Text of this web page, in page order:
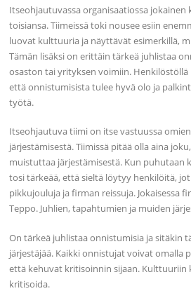
Itseohjautuvassa organisaatiossa
toisiansa. Tiimeissä toki nousee esiin
luovat kulttuuria ja näyttävät esimerkillä,
Tämän lisäksi on erittäin tärkeä juhlistaa
osaston tai yrityksen voimiin. Henkilöstöllä
että onnistumisista tulee hyvä olo ja
työtä.
Itseohjautuva tiimi on itse vastuussa
järjestämisestä. Tiimissä pitää olla aina
muistuttaa järjestämisestä. Kun puhutaan
tosi tärkeää, että sieltä löytyy henkilöitä,
pikkujouluja ja firman reissuja. Jokaisessa
Teppo. Juhlien, tapahtumien ja muiden
On tärkeä juhlistaa onnistumisia ja sitäkin
järjestäjää. Kaikki onnistujat voivat omalla
että kehuvat kritisoinnin sijaan. Kulttuuriin
kritisoida.